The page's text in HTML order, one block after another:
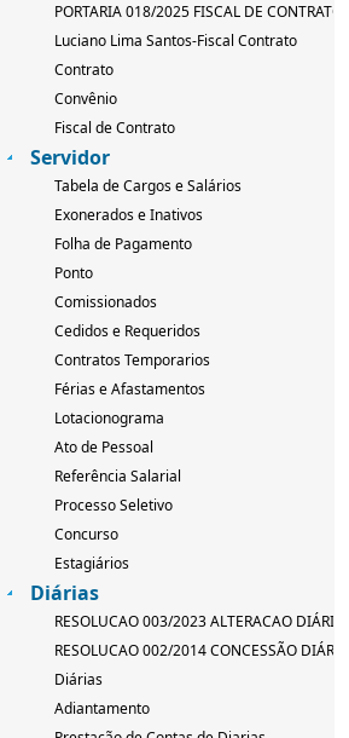
PORTARIA 018/2025 FISCAL DE CONTRATO
Luciano Lima Santos-Fiscal Contrato
Contrato
Convênio
Fiscal de Contrato
Servidor
Tabela de Cargos e Salários
Exonerados e Inativos
Folha de Pagamento
Ponto
Comissionados
Cedidos e Requeridos
Contratos Temporarios
Férias e Afastamentos
Lotacionograma
Ato de Pessoal
Referência Salarial
Processo Seletivo
Concurso
Estagiários
Diárias
RESOLUCAO 003/2023 ALTERACAO DIÁRIAS
RESOLUCAO 002/2014 CONCESSÃO DIÁRIAS
Diárias
Adiantamento